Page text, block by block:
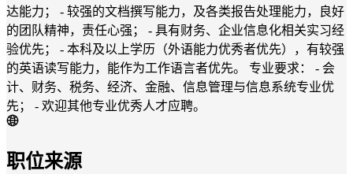
达能力； - 较强的文档撰写能力，及各类报告处理能力，良好
的团队精神，责任心强； - 具有财务、企业信息化相关实习经
验优先； - 本科及以上学历（外语能力优秀者优先），有较强
的英语读写能力，能作为工作语言者优先。 专业要求： - 会
计、财务、税务、经济、金融、信息管理与信息系统专业优
先； - 欢迎其他专业优秀人才应聘。
职位来源